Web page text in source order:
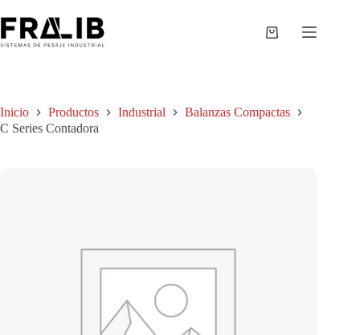
al
contenido
Shopping
Inicio Productos Industrial
Balanzas Compactas
C Series Contadora